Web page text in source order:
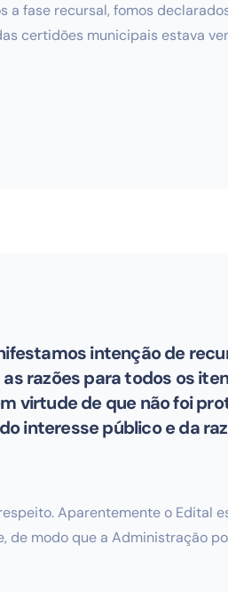
fase recursal, fomos
certidões municipais estava
intenção de
razões para todos os
virtude de que não foi
interesse público e da
Aparentemente o Edital
modo que a Administração